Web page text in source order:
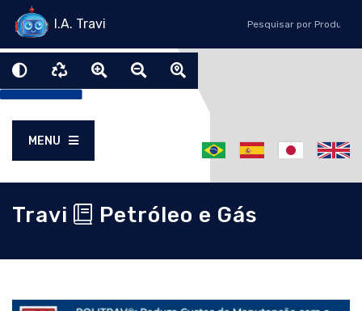
I.A. Travi
MENU
Travi Petróleo e Gás